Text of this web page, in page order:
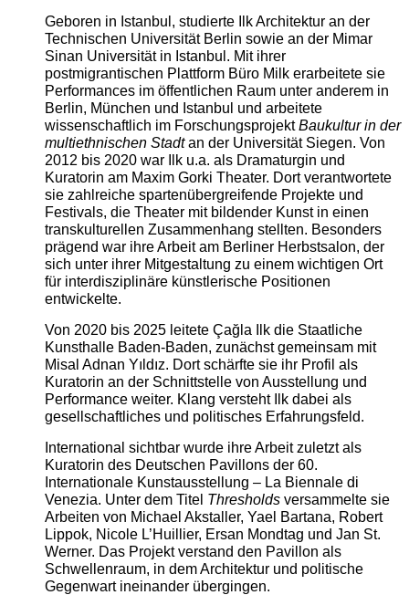
Geboren in Istanbul, studierte Ilk Architektur an der
Technischen Universität Berlin sowie an der Mimar
Sinan Universität in Istanbul. Mit ihrer
postmigrantischen Plattform Büro Milk erarbeitete sie
Performances im öffentlichen Raum unter anderem in
Berlin, München und Istanbul und arbeitete
wissenschaftlich im ForschungsprojektBaukultur in der
multiethnischen Stadtan der Universität Siegen. Von
2012 bis 2020 war Ilk u.a. als Dramaturgin und
Kuratorin am Maxim Gorki Theater. Dort verantwortete
sie zahlreiche spartenübergreifende Projekte und
Festivals, die Theater mit bildender Kunst in einen
transkulturellen Zusammenhang stellten. Besonders
prägend war ihre Arbeit am Berliner Herbstsalon, der
sich unter ihrer Mitgestaltung zu einem wichtigen Ort
für interdisziplinäre künstlerische Positionen
entwickelte.
Von 2020 bis 2025 leitete Çağla Ilk die Staatliche
Kunsthalle Baden-Baden, zunächst gemeinsam mit
Misal Adnan Yıldız. Dort schärfte sie ihr Profil als
Kuratorin an der Schnittstelle von Ausstellung und
Performance weiter. Klang versteht Ilk dabei als
gesellschaftliches und politisches Erfahrungsfeld.
International sichtbar wurde ihre Arbeit zuletzt als
Kuratorin des Deutschen Pavillons der 60.
Internationale Kunstausstellung – La Biennale di
Venezia. Unter dem Titel Thresholdsversammelte sie
Arbeiten von Michael Akstaller, Yael Bartana, Robert
Lippok, Nicole L’Huillier, Ersan Mondtag und Jan St.
Werner. Das Projekt verstand den Pavillon als
Schwellenraum, in dem Architektur und politische
Gegenwart ineinander übergingen.